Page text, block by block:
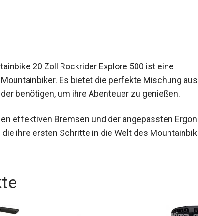
20 Zoll Rockrider Explore 500 ist eine
Es bietet die perfekte Mischung aus
die Kinder benötigen, um ihre Abenteuer zu
effektiven Bremsen und der angepassten
die ihre ersten Schritte in die Welt des